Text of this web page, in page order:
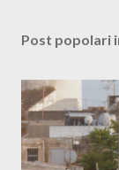
Post popolari